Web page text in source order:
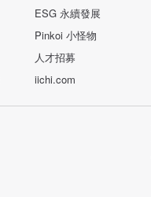
ESG 永續發展
Pinkoi 小怪物
人才招募
iichi.com